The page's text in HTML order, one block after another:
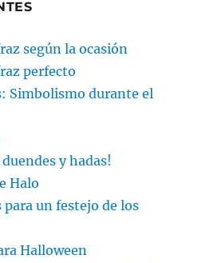
según la ocasión
perfecto
Simbolismo durante el
y hadas!
Halo
para un festejo de los
Halloween